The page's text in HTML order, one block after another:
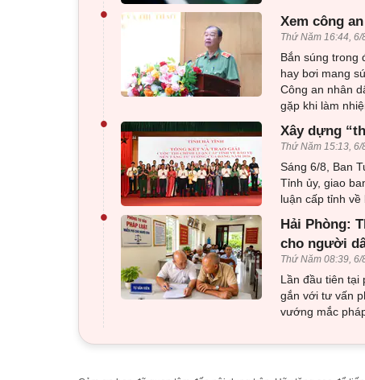
• Xem công
Thứ Năm 16:44, 6/
Bắn súng trong
hay bơi mang
Công an nhân
gặp khi làm
• Xây dựng
Thứ Năm 15:13, 6/
Sáng 6/8, Ban
Tỉnh ủy, giao
luận cấp tỉnh
•
Hải Phòng:
cho người
Thứ Năm 08:39, 6/
Lần đầu tiên tại
gắn với tư vấn
vướng mắc